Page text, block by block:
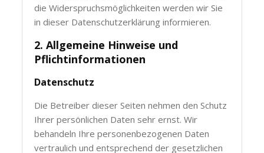
die Widerspruchsmöglichkeiten werden wir Sie
in dieser Datenschutzerklärung informieren.
2. Allgemeine Hinweise und
Pflichtinformationen
Datenschutz
Die Betreiber dieser Seiten nehmen den Schutz
Ihrer persönlichen Daten sehr ernst. Wir
behandeln Ihre personenbezogenen Daten
vertraulich und entsprechend der gesetzlichen